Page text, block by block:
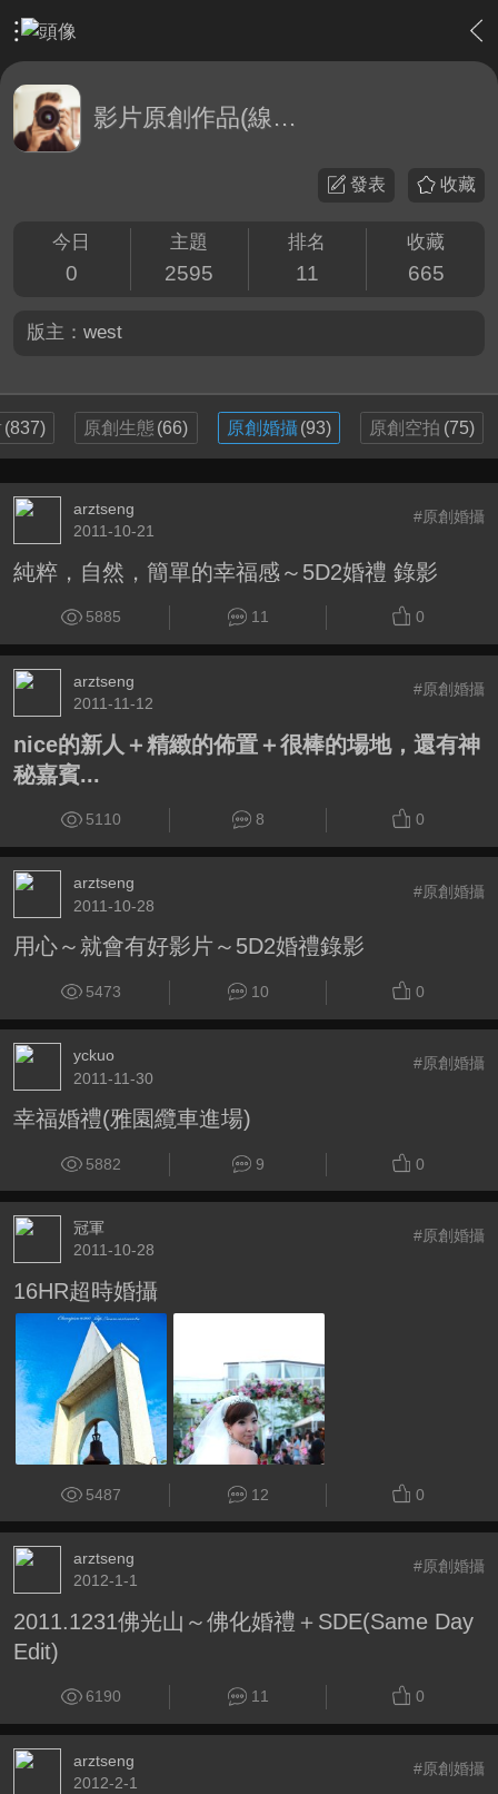
影片創作區 › 影片原創作品(線上觀賞區)
影片原創作品(線上觀賞區)
收藏
發表
今日
0
主題
2595
排名
11
收藏
665
版主： west
(837) 原創生態 (66) 原創婚攝(93) 原創空拍 (75)
arztseng
2011-10-21
#原創婚攝
純粹，自然，簡單的幸福感～5D2婚禮 錄影
5885 11 0
arztseng
2011-11-12
#原創婚攝
nice的新人＋精緻的佈置＋很棒的場地，還有神
秘嘉賓...
5110 8 0
arztseng
2011-10-28
#原創婚攝
用心～就會有好影片～5D2婚禮錄影
5473 10 0
yckuo
2011-11-30
#原創婚攝
幸福婚禮(雅園纜車進場)
5882 9 0
冠軍
2011-10-28
#原創婚攝
16HR超時婚攝
5487 12 0
arztseng
2012-1-1
#原創婚攝
2011.1231佛光山～佛化婚禮＋SDE(Same Day
Edit)
6190 11 0
arztseng
2012-2-1
#原創婚攝